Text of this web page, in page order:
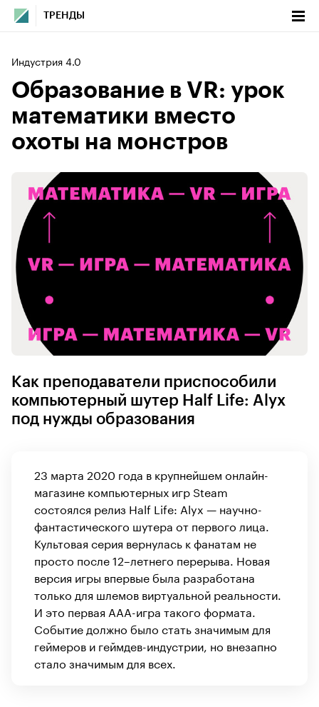
ТРЕНДЫ
Индустрия 4.0
Образование в VR: урок
математики вместо
охоты на монстров
Как преподаватели приспособили
компьютерный шутер Half Life: Alyx
под нужды образования
23 марта 2020 года в крупнейшем онлайн-
магазине компьютерных игр Steam
состоялся релиз Half Life: Alyx — научно-
фантастического шутера от первого лица.
Культовая серия вернулась к фанатам не
просто после 12–летнего перерыва. Новая
версия игры впервые была разработана
только для шлемов виртуальной реальности.
И это первая ААА-игра такого формата.
Событие должно было стать значимым для
геймеров и геймдев-индустрии, но внезапно
стало значимым для всех.